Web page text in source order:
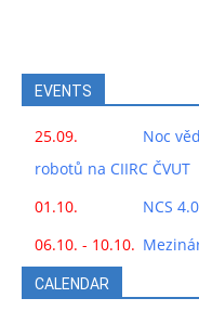
EVENTS
25.09.
Noc
robotů na CIIRC ČVUT
01.10.
NCS
06.10. - 10.10.
CALENDAR